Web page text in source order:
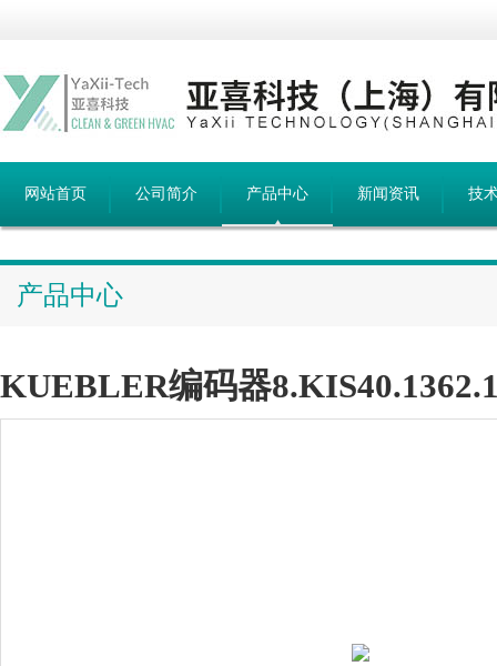
网站首页 公司简介 产品中心 新闻资讯 技
产品中心
KUEBLER编码器